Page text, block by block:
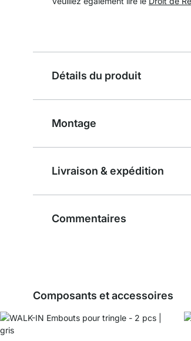
Détails du produit
Montage
Livraison & expédition
Commentaires
Composants et accessoires